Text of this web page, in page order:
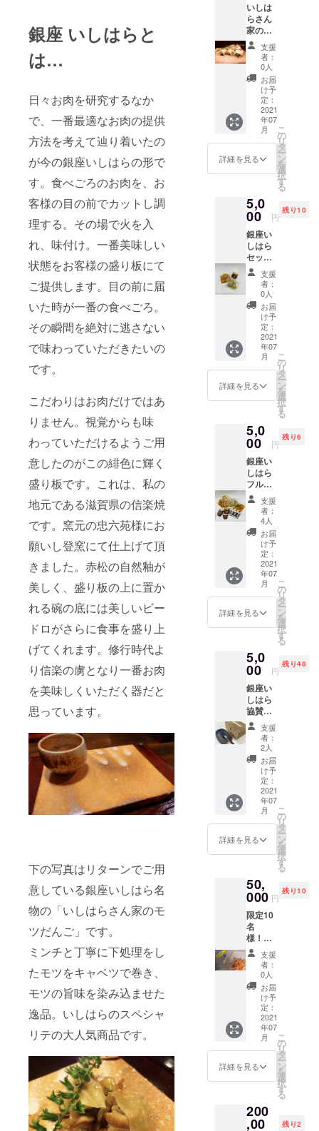
銀座 いしはらと
は…
日々お肉を研究するなか
で、一番最適なお肉の提供
方法を考えて辿り着いたの
が今の銀座いしはらの形で
す。食べごろのお肉を、お
客様の目の前でカットし調
理する。その場で火を入
れ、味付け。一番美味しい
状態をお客様の盛り板にて
ご提供します。目の前に届
いた時が一番の食べごろ。
その瞬間を絶対に逃さない
で味わっていただきたいの
です。
こだわりはお肉だけではあ
りません。視覚からも味
わっていただけるようご用
意したのがこの緋色に輝く
盛り板です。これは、私の
地元である滋賀県の信楽焼
です。窯元の忠六苑様にお
願いし登窯にて仕上げて頂
きました。赤松の自然釉が
美しく、盛り板の上に置か
れる碗の底には美しいビー
ドロがさらに食事を盛り上
げてくれます。修行時代よ
り信楽の虜となり一番お肉
を美味しくいただく器だと
思っています。
下の写真はリターンでご用
意している銀座いしはら名
物の「いしはらさん家のモ
ツだんご」です。
ミンチと丁寧に下処理をし
たモツをキャベツで巻き、
モツの旨味を染み込ませた
逸品。いしはらのスペシャ
リテの大人気商品です。
いしは
らさん
家のモ
ツだん
ご 3個
セット
内容
量 180
ｇ×３
１袋6個
入り 銀
座いし
はら名
物のい
しはら
さん家
だんご
がご自
宅で堪
能でき
ます。
支援
者：
0人
お届
け予
定：
2021
年07
月
詳細を見る
こ
の
リ
タ
ー
ン
を
選
択
す
る
5,0
00 円
残り10
銀座い
しはら
セット
キム
チ、い
しはら
さん家
のモツ
だん
ご、い
しはら
さん家
のテツ
オくん
が 各２
個入っ
ト 内容
量 キ
ムチ
100ｇ×
２
いし
はらさ
ん家の
モツだ
んご
180ｇ×
いし
はらさ
ん家の
大人気
の3品を
1セット
にして
みまし
た。
支援
者：
0人
お届
け予
定：
2021
年07
月
詳細を見る
こ
の
リ
タ
ー
ン
を
選
択
す
る
5,0
00 円
残り6
銀座い
しはら
フル
セット
内容
量 キ
ムチ
100ｇ
すじ
煮込み
100ｇ
いし
はらさ
ん家の
んご
180ｇ(6
個入り)
いし
はらさ
ん家の
テツオ
くん 80
ｇ
牛し
ぐれ煮
100ｇ
肉味
噌 80ｇ
麺 1
セット
(3人前)
リター
ンの全
てが詰
まった
セット
です。
お得に
なって
おりま
す。
支援
者：
4人
お届
け予
定：
2021
年07
月
詳細を見る
こ
の
リ
タ
ー
ン
を
選
択
す
る
5,0
00 円
残り48
銀座い
しはら
協賛権
木の札
に書道
家 翠峰
さんの
書でお
名前を
書かせ
ていた
だき1年
間(2022
年11月
29日ま
で)店内
させて
いただ
きま
す。1年
後札は
ご自宅
までお
送りさ
せてい
ただき
ます。
※支援時
必ず備
考欄に
ご希望
のお名
前をご
支援
者：
2人
お届
け予
定：
2021
年07
月
詳細を見る
こ
の
リ
タ
ー
ン
を
選
択
す
る
50,
000 円
残り10
限定10
名
様！！
銀座い
しはら
でご使
用いた
だける
お名前
入り木
のお箸
銀座い
しはら
でご使
用いた
だける
マイ
箸。 お
支援
者：
0人
お届
け予
定：
2021
年07
月
詳細を見る
こ
の
リ
タ
ー
ン
を
選
択
す
る
200
,00 残り2